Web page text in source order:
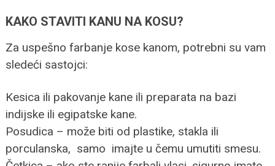
KAKO STAVITI KANU NA KOSU?
Za uspešno farbanje kose kanom, potrebni su vam
sledeći sastojci:
Kesica ili pakovanje kane ili preparata na bazi
indijske ili egipatske kane.
Posudica – može biti od plastike, stakla ili
porculanska, samo imajte u čemu umutiti smesu.